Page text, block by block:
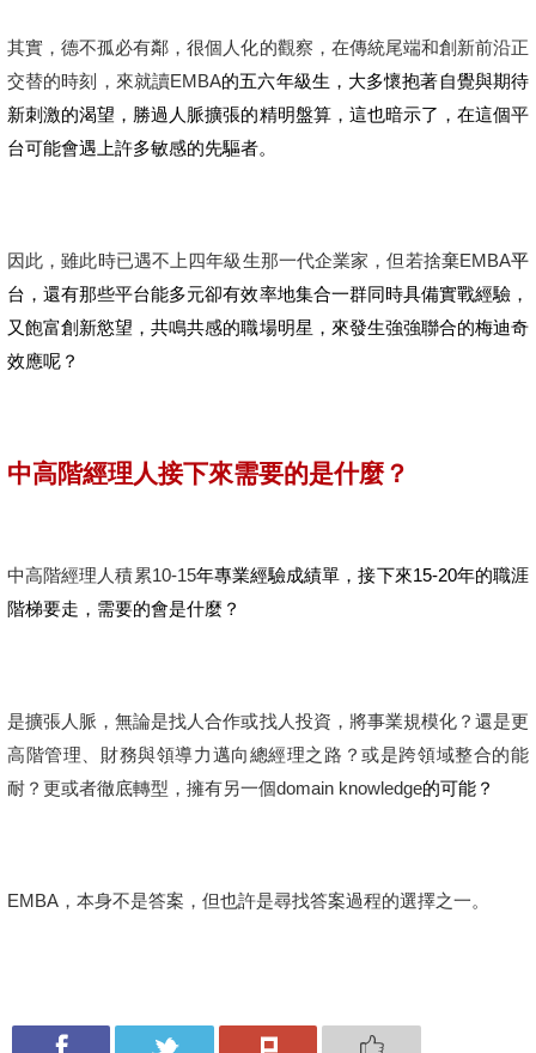
其實，德不孤必有鄰，很個人化的觀察，在傳統尾端和創新前沿正
交替的時刻，來就讀EMBA的五六年級生，大多懷抱著自覺與期待
新刺激的渴望，勝過人脈擴張的精明盤算，這也暗示了，在這個平
台可能會遇上許多敏感的先驅者。
因此，雖此時已遇不上四年級生那一代企業家，但若捨棄EMBA平
台，還有那些平台能多元卻有效率地集合一群同時具備實戰經驗，
又飽富創新慾望，共鳴共感的職場明星，來發生強強聯合的梅迪奇
效應呢？
中高階經理人接下來需要的是什麼？
中高階經理人積累10-15年專業經驗成績單，接下來15-20年的職涯
階梯要走，需要的會是什麼？
是擴張人脈，無論是找人合作或找人投資，將事業規模化？還是更
高階管理、財務與領導力邁向總經理之路？或是跨領域整合的能
耐？更或者徹底轉型，擁有另一個domain knowledge的可能？
EMBA ，本身不是答案，但也許是尋找答案過程的選擇之一。